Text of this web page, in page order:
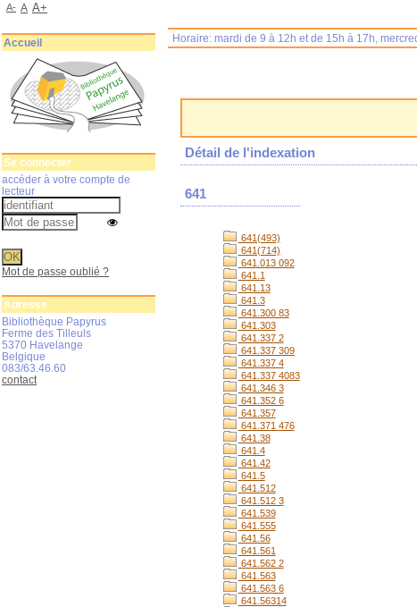
Détail de l'indexation
641
641(493)
641(714)
641.013 092
641.1
641.13
641.3
641.300 83
641.303
641.337 2
641.337 309
641.337 4
641.337 4083
641.346 3
641.352 6
641.357
641.371 476
641.38
641.4
641.42
641.5
641.512
641.512 3
641.539
641.555
641.56
641.561
641.562 2
641.563
641.563 6
641.56314
Horaire: mardi de 9 à 12h et de 15h à 17h,
A- A A+
Accueil
Se connecter
accéder à votre compte de
lecteur
Mot de passe oublié ?
Adresse
Bibliothèque Papyrus
Ferme des Tilleuls
5370 Havelange
Belgique
083/63.46.60
contact